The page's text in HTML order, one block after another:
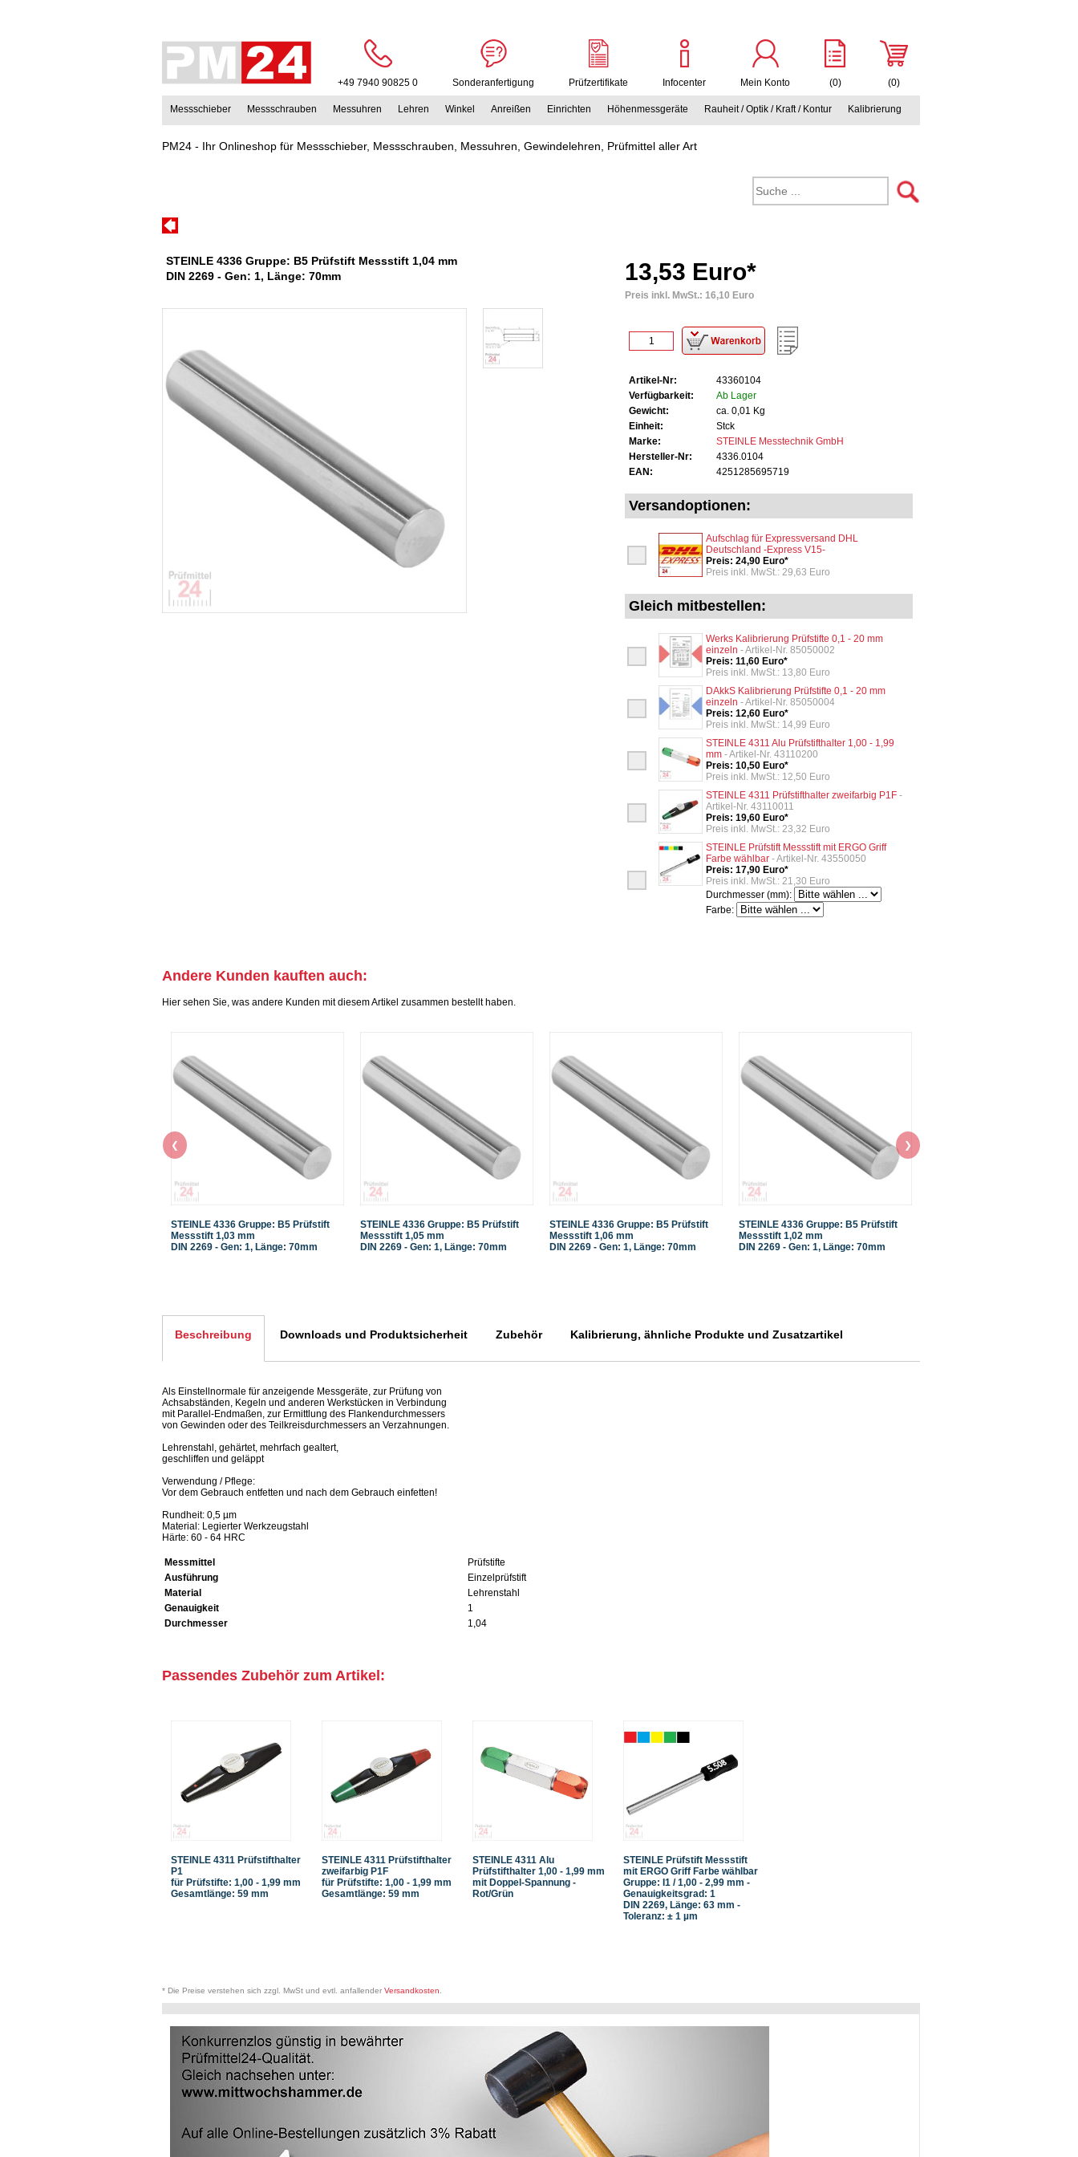
+49 7940 90825 0 Sonderanfertigung Prüfzertifikate Infocenter Mein Konto (0) (0)
Messschieber Messschrauben Messuhren Lehren Winkel Anreißen Einrichten Höhenmessgeräte Rauheit / Optik / Kraft / Kontur Kalibrierung
PM24 - Ihr Onlineshop für Messschieber, Messschrauben, Messuhren, Gewindelehren, Prüfmittel aller Art
STEINLE 4336 Gruppe: B5 Prüfstift Messstift 1,04 mm
DIN 2269 - Gen: 1, Länge: 70mm
13,53 Euro*
Preis inkl. MwSt.: 16,10 Euro
Artikel-Nr:
43360104
Verfügbarkeit:
Ab Lager
Gewicht:
ca. 0,01 Kg
Einheit:
Stck
Marke:
STEINLE Messtechnik GmbH
Hersteller-Nr:
4336.0104
EAN:
4251285695719
Versandoptionen:
Aufschlag für Expressversand DHL
Deutschland -Express V15-
Preis: 24,90 Euro*
Preis inkl. MwSt.: 29,63 Euro
Gleich mitbestellen:
Werks Kalibrierung Prüfstifte 0,1 - 20 mm
einzeln - Artikel-Nr. 85050002
Preis: 11,60 Euro*
Preis inkl. MwSt.: 13,80 Euro
DAkkS Kalibrierung Prüfstifte 0,1 - 20 mm
einzeln - Artikel-Nr. 85050004
Preis: 12,60 Euro*
Preis inkl. MwSt.: 14,99 Euro
STEINLE 4311 Alu Prüfstifthalter 1,00 - 1,99
mm - Artikel-Nr. 43110200
Preis: 10,50 Euro*
Preis inkl. MwSt.: 12,50 Euro
STEINLE 4311 Prüfstifthalter zweifarbig P1F -
Artikel-Nr. 43110011
Preis: 19,60 Euro*
Preis inkl. MwSt.: 23,32 Euro
STEINLE Prüfstift Messstift mit ERGO Griff
Farbe wählbar - Artikel-Nr. 43550050
Preis: 17,90 Euro*
Preis inkl. MwSt.: 21,30 Euro
Durchmesser (mm):
Farbe:
Andere Kunden kauften auch:
Hier sehen Sie, was andere Kunden mit diesem Artikel zusammen bestellt haben.
STEINLE 4336 Gruppe: B5 Prüfstift
Messstift 1,03 mm
DIN 2269 - Gen: 1, Länge: 70mm
STEINLE 4336 Gruppe: B5 Prüfstift
Messstift 1,05 mm
DIN 2269 - Gen: 1, Länge: 70mm
STEINLE 4336 Gruppe: B5 Prüfstift
Messstift 1,06 mm
DIN 2269 - Gen: 1, Länge: 70mm
STEINLE 4336 Gruppe: B5 Prüfstift
Messstift 1,02 mm
DIN 2269 - Gen: 1, Länge: 70mm
❮ ❯
Beschreibung Downloads und Produktsicherheit Zubehör Kalibrierung, ähnliche Produkte und Zusatzartikel
Als Einstellnormale für anzeigende Messgeräte, zur Prüfung von
Achsabständen, Kegeln und anderen Werkstücken in Verbindung
mit Parallel-Endmaßen, zur Ermittlung des Flankendurchmessers
von Gewinden oder des Teilkreisdurchmessers an Verzahnungen.
Lehrenstahl, gehärtet, mehrfach gealtert,
geschliffen und geläppt
Verwendung / Pflege:
Vor dem Gebrauch entfetten und nach dem Gebrauch einfetten!
Rundheit: 0,5 µm
Material: Legierter Werkzeugstahl
Härte: 60 - 64 HRC
Messmittel
Prüfstifte
Ausführung
Einzelprüfstift
Material
Lehrenstahl
Genauigkeit
1
Durchmesser
1,04
Passendes Zubehör zum Artikel:
STEINLE 4311 Prüfstifthalter
P1
für Prüfstifte: 1,00 - 1,99 mm
Gesamtlänge: 59 mm
STEINLE 4311 Prüfstifthalter
zweifarbig P1F
für Prüfstifte: 1,00 - 1,99 mm
Gesamtlänge: 59 mm
STEINLE 4311 Alu
Prüfstifthalter 1,00 - 1,99 mm
mit Doppel-Spannung -
Rot/Grün
STEINLE Prüfstift Messstift
mit ERGO Griff Farbe wählbar
Gruppe: I1 / 1,00 - 2,99 mm -
Genauigkeitsgrad: 1
DIN 2269, Länge: 63 mm -
Toleranz: ± 1 µm
* Die Preise verstehen sich zzgl. MwSt und evtl. anfallender Versandkosten